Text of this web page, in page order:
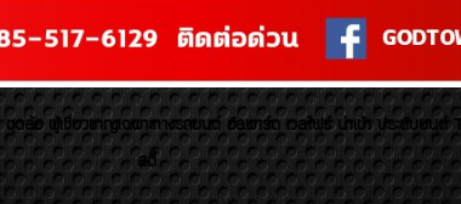
อ ผู้เชี่ยวชาญเฉพาะทางรถยนต์ อัลพาร์ด เวลไฟร์ นำเข้า ประดับยนต์
สตี้